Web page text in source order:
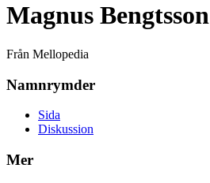
Magnus Bengtsson
Från Mellopedia
Namnrymder
Sida
Diskussion
Mer